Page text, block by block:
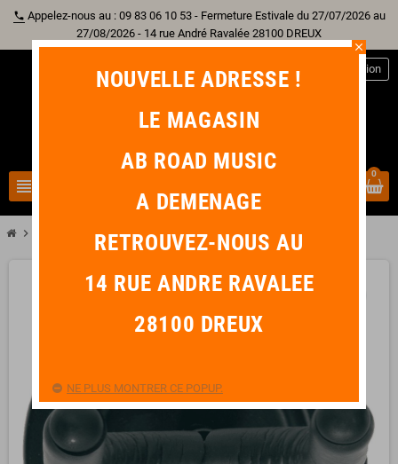
phone Appelez-nous au : 09 83 06 10 53 - Fermeture Estivale du 27/07/2026 au
27/08/2026 - 14 rue André Ravalée 28100 DREUX
view_headline
Connexion
0
chevron_right RTX SUPPORT MURAL GUITARE DE FACE
close
NOUVELLE ADRESSE !
LE MAGASIN
AB ROAD MUSIC
A DEMENAGE
RETROUVEZ-NOUS AU
14 RUE ANDRE RAVALEE
28100 DREUX
NE PLUS MONTRER CE POPUP.